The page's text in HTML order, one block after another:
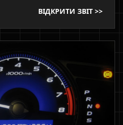
ВІДКРИТИ ЗВІТ >>